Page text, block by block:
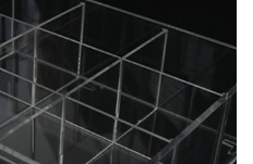
deseos